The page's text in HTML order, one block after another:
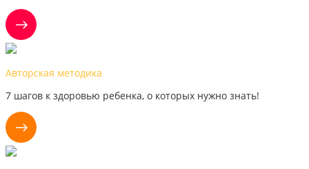
Авторская методика
7 шагов к здоровью ребенка, о которых нужно знать!